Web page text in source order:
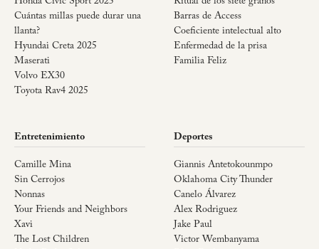
Cuántas millas puede durar una
llanta?
Hyundai Creta 2025
Maserati
Volvo EX30
Toyota Rav4 2025
Barras de Access
Coeficiente intelectual alto
Enfermedad de la prisa
Familia Feliz
Entretenimiento
Camille Mina
Sin Cerrojos
Nonnas
Your Friends and Neighbors
Xavi
The Lost Children
Deportes
Giannis Antetokounmpo
Oklahoma City Thunder
Canelo Álvarez
Alex Rodriguez
Jake Paul
Victor Wembanyama